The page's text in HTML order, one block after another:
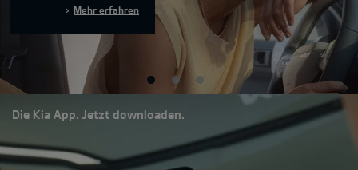
Mehr erfahren
Die Kia App. Jetzt downloaden.